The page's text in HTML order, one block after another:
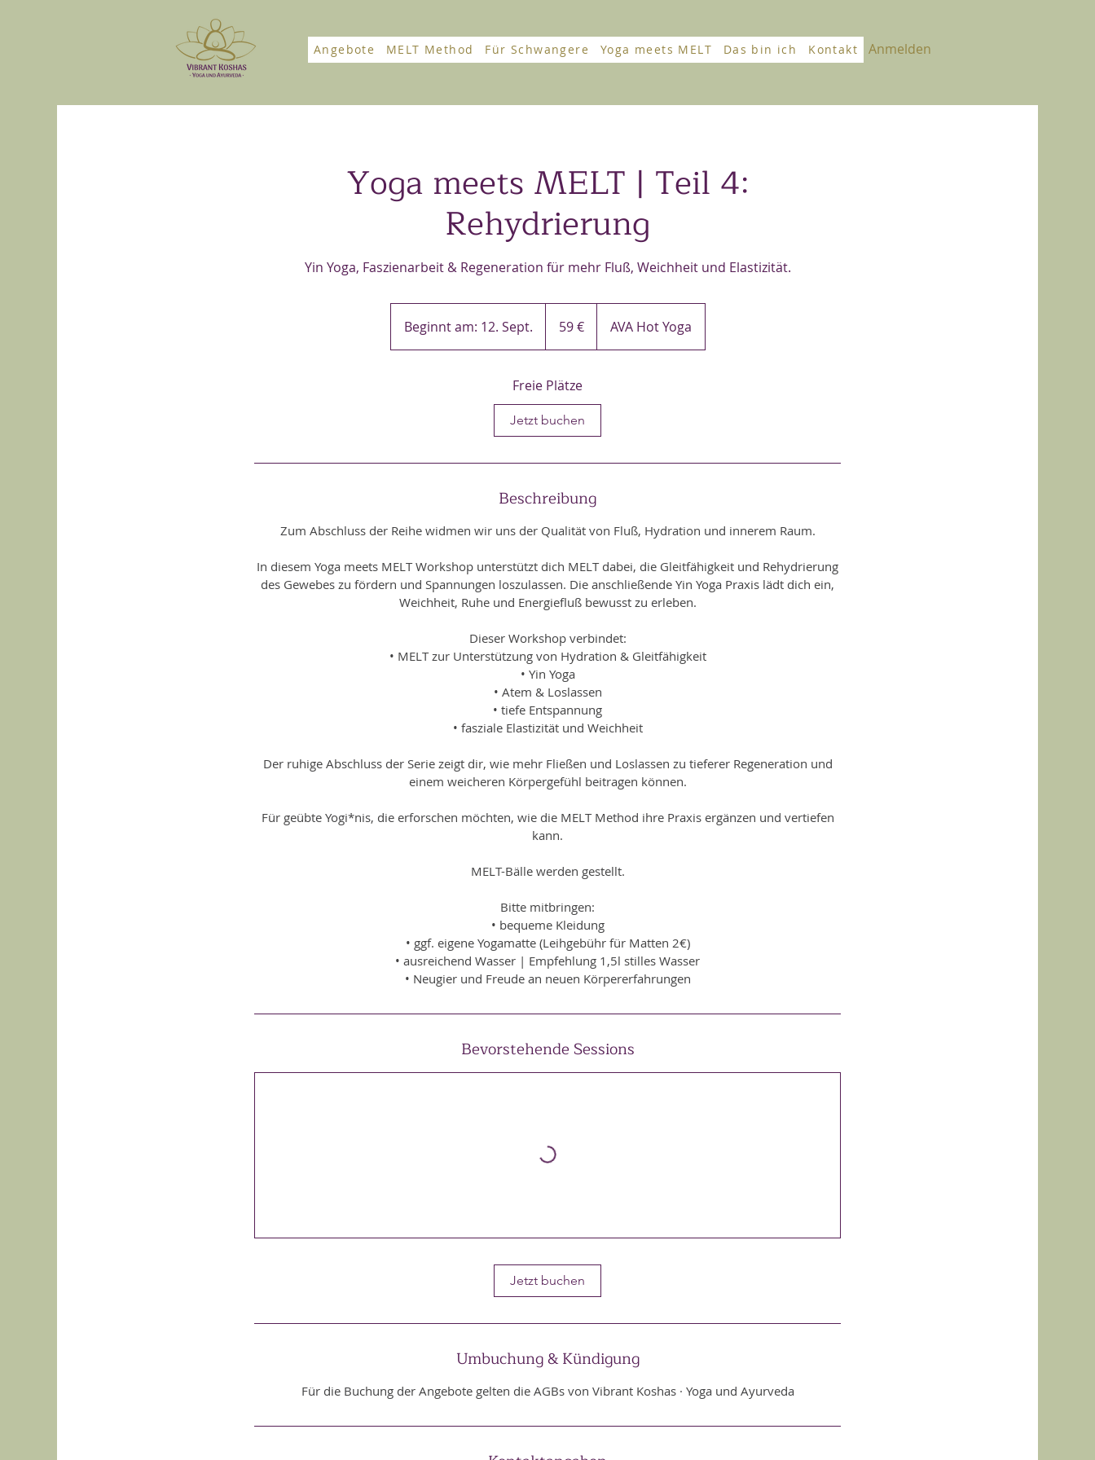
Angebote MELT Method Für Schwangere Yoga meets MELT Das bin ich Kontakt Anmelden
Yoga meets MELT | Teil 4:
Rehydrierung
Yin Yoga, Faszienarbeit & Regeneration für mehr Fluß, Weichheit und Elastizität.
Beginnt am: 12. Sept.
e
i
n
n
a
:
.
S
e
t
.
59 € AVA Hot Yoga
Freie Plätze
Jetzt buchen
Beschreibung
Zum Abschluss der Reihe widmen wir uns der Qualität von Fluß, Hydration und innerem Raum.
In diesem Yoga meets MELT Workshop unterstützt dich MELT dabei, die Gleitfähigkeit und Rehydrierung
des Gewebes zu fördern und Spannungen loszulassen. Die anschließende Yin Yoga Praxis lädt dich ein,
Weichheit, Ruhe und Energiefluß bewusst zu erleben.
Dieser Workshop verbindet:
• MELT zur Unterstützung von Hydration & Gleitfähigkeit
• Yin Yoga
• Atem & Loslassen
• tiefe Entspannung
• fasziale Elastizität und Weichheit
Der ruhige Abschluss der Serie zeigt dir, wie mehr Fließen und Loslassen zu tieferer Regeneration und
einem weicheren Körpergefühl beitragen können.
Für geübte Yogi*nis, die erforschen möchten, wie die MELT Method ihre Praxis ergänzen und vertiefen
kann.
MELT-Bälle werden gestellt.
Bitte mitbringen:
• bequeme Kleidung
• ggf. eigene Yogamatte (Leihgebühr für Matten 2€)
• ausreichend Wasser | Empfehlung 1,5l stilles Wasser
• Neugier und Freude an neuen Körpererfahrungen
Bevorstehende Sessions
Jetzt buchen
Umbuchung & Kündigung
Für die Buchung der Angebote gelten die AGBs von Vibrant Koshas · Yoga und Ayurveda